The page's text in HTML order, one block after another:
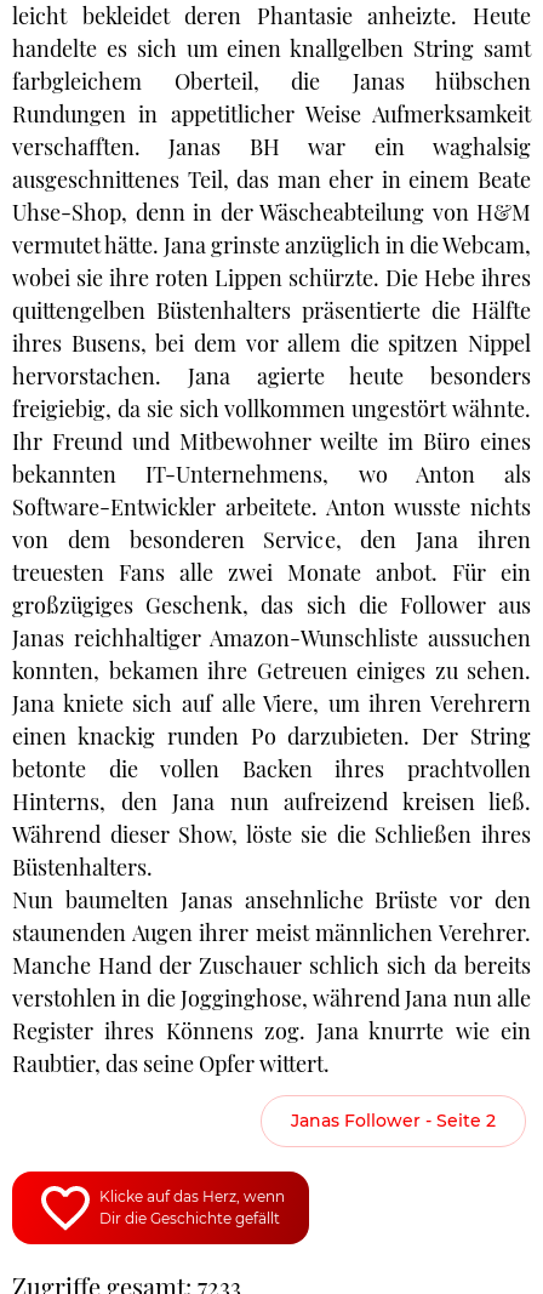
leicht bekleidet deren Phantasie anheizte. Heute
handelte es sich um einen knallgelben String samt
farbgleichem Oberteil, die Janas hübschen
Rundungen in appetitlicher Weise Aufmerksamkeit
verschafften. Janas BH war ein waghalsig
ausgeschnittenes Teil, das man eher in einem Beate
Uhse-Shop, denn in der Wäscheabteilung von H&M
vermutet hätte. Jana grinste anzüglich in die Webcam,
wobei sie ihre roten Lippen schürzte. Die Hebe ihres
quittengelben Büstenhalters präsentierte die Hälfte
ihres Busens, bei dem vor allem die spitzen Nippel
hervorstachen. Jana agierte heute besonders
freigiebig, da sie sich vollkommen ungestört wähnte.
Ihr Freund und Mitbewohner weilte im Büro eines
bekannten IT-Unternehmens, wo Anton als
Software-Entwickler arbeitete. Anton wusste nichts
von dem besonderen Service, den Jana ihren
treuesten Fans alle zwei Monate anbot. Für ein
großzügiges Geschenk, das sich die Follower aus
Janas reichhaltiger Amazon-Wunschliste aussuchen
konnten, bekamen ihre Getreuen einiges zu sehen.
Jana kniete sich auf alle Viere, um ihren Verehrern
einen knackig runden Po darzubieten. Der String
betonte die vollen Backen ihres prachtvollen
Hinterns, den Jana nun aufreizend kreisen ließ.
Während dieser Show, löste sie die Schließen ihres
Büstenhalters.
Nun baumelten Janas ansehnliche Brüste vor den
staunenden Augen ihrer meist männlichen Verehrer.
Manche Hand der Zuschauer schlich sich da bereits
verstohlen in die Jogginghose, während Jana nun alle
Register ihres Könnens zog. Jana knurrte wie ein
Raubtier, das seine Opfer wittert.
Janas Follower - Seite 2
Klicke auf das Herz, wenn
Dir die Geschichte gefällt
Zugriffe gesamt: 7233